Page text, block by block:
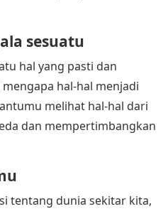
sesuatu
hal yang pasti dan
hal-hal menjadi
melihat hal-hal dari
dan mempertimbangkan
tentang dunia sekitar kita,